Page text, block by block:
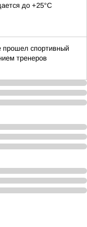
до +25°C
прошел спортивный
тренеров